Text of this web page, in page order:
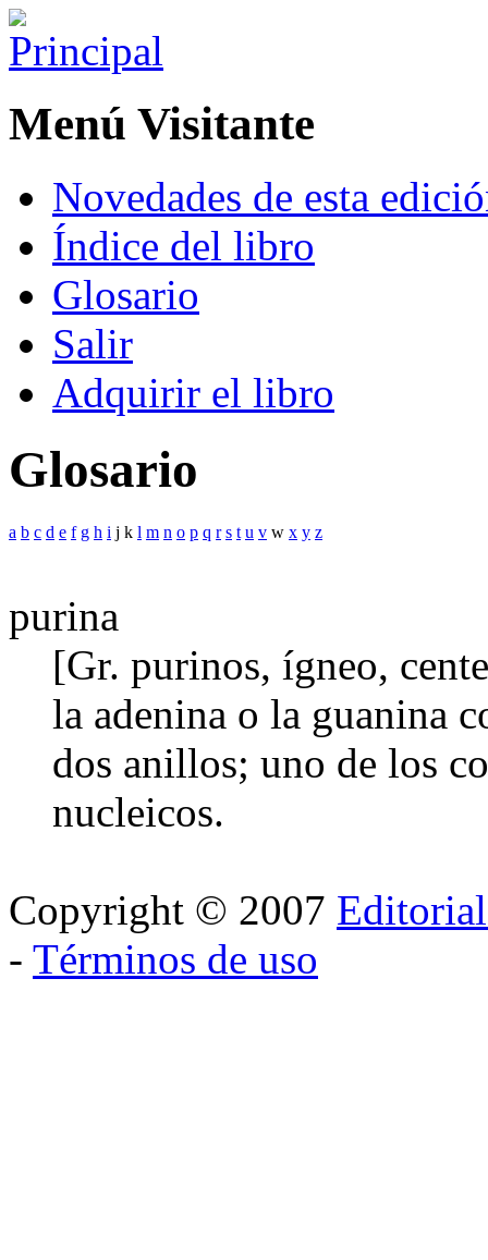
Menú Visitante
Novedades de esta
Índice del libro
Glosario
Salir
Adquirir el libro
Glosario
a b c d e f g h i j k l m n o p q r s t u v w x y z
purina
[Gr. purinos, ígneo,
la adenina o la guanina
dos anillos; uno de los
nucleicos.
Copyright © 2007
- Términos de uso